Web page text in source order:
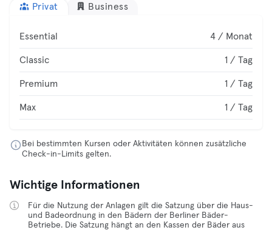
Privat Business
Essential 4 / Monat
Classic 1 / Tag
Premium 1 / Tag
Max 1 / Tag
Bei bestimmten Kursen oder Aktivitäten können zusätzliche
Check-in-Limits gelten.
Wichtige Informationen
Für die Nutzung der Anlagen gilt die Satzung über die Haus-
und Badeordnung in den Bädern der Berliner Bäder-
Betriebe. Die Satzung hängt an den Kassen der Bäder aus